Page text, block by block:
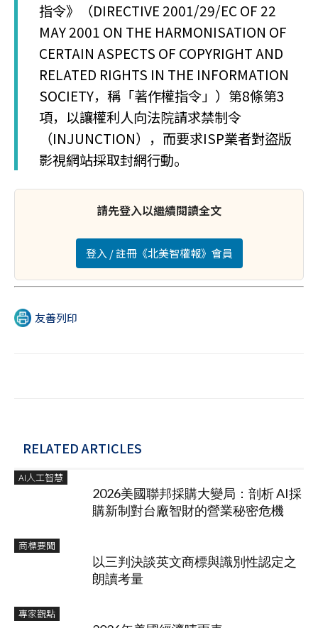
指令》（DIRECTIVE 2001/29/EC OF 22
MAY 2001 ON THE HARMONISATION OF
CERTAIN ASPECTS OF COPYRIGHT AND
RELATED RIGHTS IN THE INFORMATION
SOCIETY，稱「著作權指令」）第8條第3
項，以讓權利人向法院請求禁制令
（INJUNCTION），而要求ISP業者對盜版
影視網站採取封網行動。
請先登入以繼續閱讀全文
登入 / 註冊《北美智權報》會員
友善列印
RELATED ARTICLES
AI人工智慧
2026美國聯邦採購大變局：剖析 AI採
購新制對台廠智財的營業秘密危機
商標要聞
以三判決談英文商標與識別性認定之
朗讀考量
專家觀點